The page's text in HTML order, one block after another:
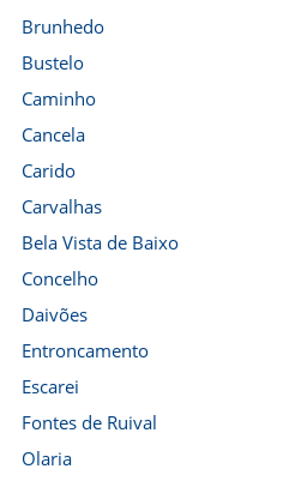
Brunhedo
Bustelo
Caminho
Cancela
Carido
Carvalhas
Bela Vista de Baixo
Concelho
Daivões
Entroncamento
Escarei
Fontes de Ruival
Olaria